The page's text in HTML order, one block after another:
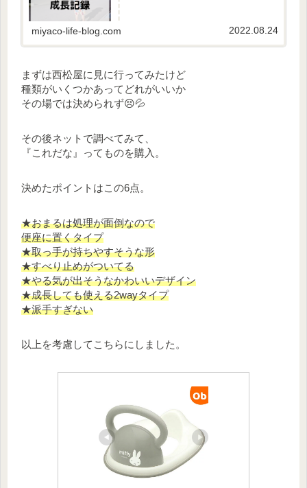
miyaco-life-blog.com 2022.08.24
まずは西松屋に見に行ってみたけど
種類がいくつかあってどれがいいか
その場では決められず😣💦
その後ネットで調べてみて、
『これだな』ってものを購入。
決めたポイントはこの6点。
★おまるは処理が面倒なので
便座に置くタイプ
★取っ手が持ちやすそうな形
★すべり止めがついてる
★やる気が出そうなかわいいデザイン
★成長しても使える2wayタイプ
★派手すぎない
以上を考慮してこちらにしました。